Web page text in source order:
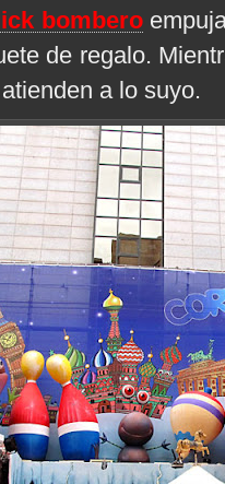
bombero
de regalo.
a lo suyo.